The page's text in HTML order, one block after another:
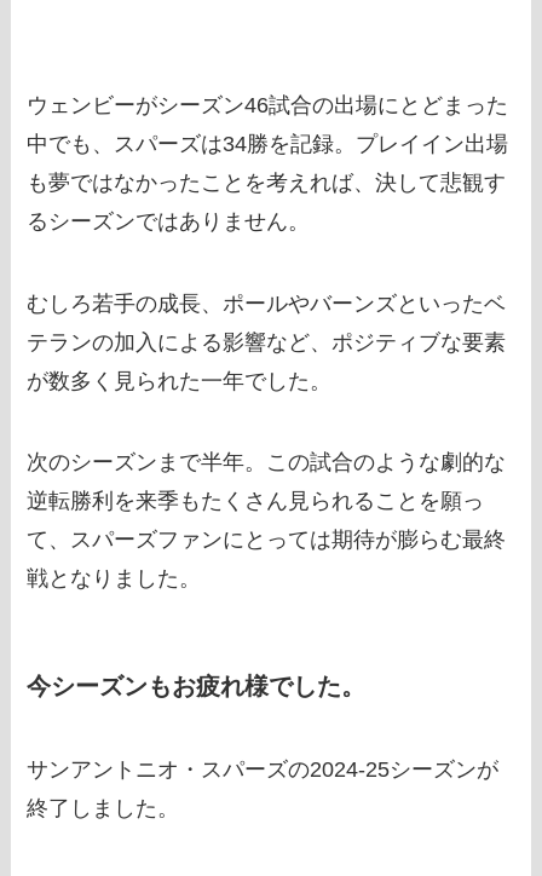
ウェンビーがシーズン46試合の出場にとどまった
中でも、スパーズは34勝を記録。プレイイン出場
も夢ではなかったことを考えれば、決して悲観す
るシーズンではありません。
むしろ若手の成長、ポールやバーンズといったベ
テランの加入による影響など、ポジティブな要素
が数多く見られた一年でした。
次のシーズンまで半年。この試合のような劇的な
逆転勝利を来季もたくさん見られることを願っ
て、スパーズファンにとっては期待が膨らむ最終
戦となりました。
今シーズンもお疲れ様でした。
サンアントニオ・スパーズの2024-25シーズンが
終了しました。